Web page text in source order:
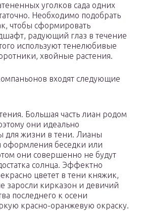
уголков сада одних
Необходимо подобрать
чтобы сформировать
радующий глаз в течение
используют тенелюбивые
хвойные растения.
входят следующие
Большая часть лиан родом
они идеально
для жизни в тени. Лианы
оформления беседки или
они совершенно не будут
солнца. Эффектно
цветет в тени княжик,
заросли кирказон и девичий
последнего к осени
красно-оранжевую окраску.